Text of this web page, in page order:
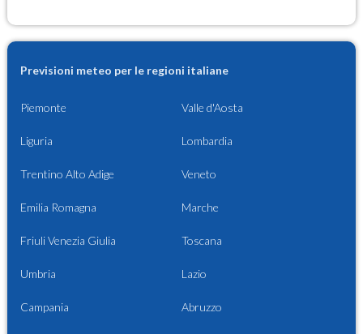
Previsioni meteo per le regioni italiane
Piemonte Valle d'Aosta
Liguria Lombardia
Trentino Alto Adige Veneto
Emilia Romagna Marche
Friuli Venezia Giulia Toscana
Umbria Lazio
Campania Abruzzo